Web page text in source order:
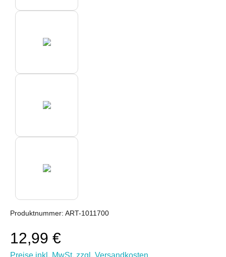
Produktnummer: ART-1011700
12,99 €
Preise inkl. MwSt. zzgl. Versandkosten